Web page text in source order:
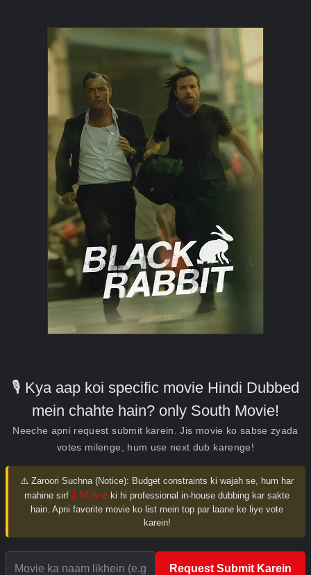
🎙️ Kya aap koi specific movie Hindi Dubbed
mein chahte hain? only South Movie!
Neeche apni request submit karein. Jis movie ko sabse zyada
votes milenge, hum use next dub karenge!
⚠️ Zaroori Suchna (Notice): Budget constraints ki wajah se, hum har
mahine sirf 1 Movie ki hi professional in-house dubbing kar sakte
hain. Apni favorite movie ko list mein top par laane ke liye vote
karein!
Request Submit Karein